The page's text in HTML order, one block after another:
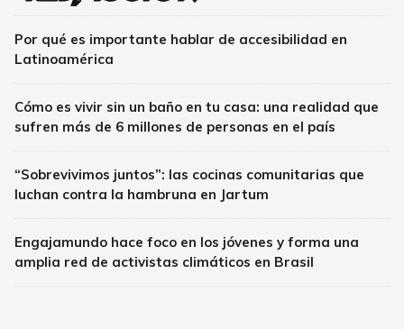
Por qué es importante hablar de accesibilidad en
Latinoamérica
Cómo es vivir sin un baño en tu casa: una realidad que
sufren más de 6 millones de personas en el país
“Sobrevivimos juntos”: las cocinas comunitarias que
luchan contra la hambruna en Jartum
Engajamundo hace foco en los jóvenes y forma una
amplia red de activistas climáticos en Brasil